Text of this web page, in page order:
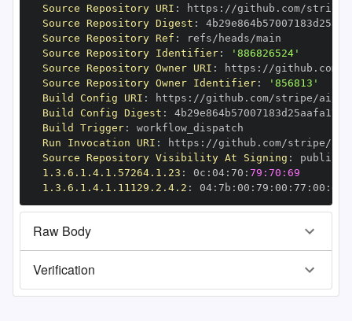
Source Repository URI : https :
Source Repository Digest :
Source Repository Ref :
Source Repository Identifier:
'886826524'
Source Repository Owner URI : https :
Source Repository Owner Identifier:
'856813'
Build Config URI : https :
Build Config Digest :
Build Trigger:
Run Invocation URI : https :
Source Repository Visibility At Signing :
1.3.6.1.4.1.57264.1.23 : 0c : 04: 70 : 79:70:69
1.3.6.1.4.1.11129.2.4.2 : 04: 7b : 00 : 79 : 00 : 77 : 00 : dd
Raw Body
Verification